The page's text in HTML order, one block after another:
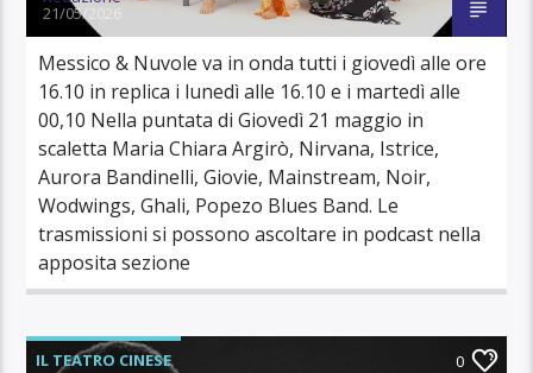
21/05/2026
Messico & Nuvole va in onda tutti i giovedì alle ore
16.10 in replica i lunedì alle 16.10 e i martedì alle
00,10 Nella puntata di Giovedì 21 maggio in
scaletta Maria Chiara Argirò, Nirvana, Istrice,
Aurora Bandinelli, Giovie, Mainstream, Noir,
Wodwings, Ghali, Popezo Blues Band. Le
trasmissioni si possono ascoltare in podcast nella
apposita sezione
IL TEATRO CINESE 0